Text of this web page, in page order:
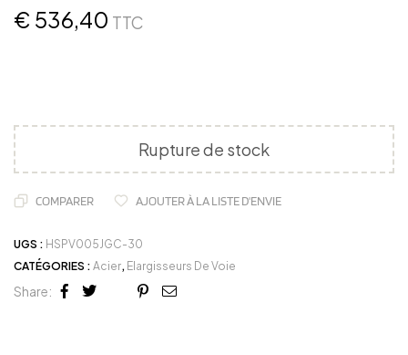
€ 536,40 TTC
Rupture de stock
COMPARER AJOUTER À LA LISTE D'ENVIE
UGS : HSPV005JGC-30
CATÉGORIES : Acier, Elargisseurs De Voie
Share:
Facebook
TwitterLinkedin
Google+
Pinterest
Email